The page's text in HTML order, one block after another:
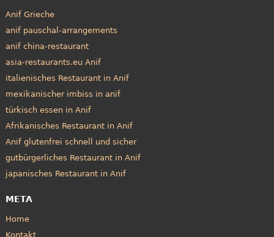
Anif Grieche
anif pauschal-arrangements
anif china-restaurant
asia-restaurants.eu Anif
italienisches Restaurant in Anif
mexikanischer imbiss in anif
türkisch essen in Anif
Afrikanisches Restaurant in Anif
Anif glutenfrei schnell und sicher
gutbürgerliches Restaurant in Anif
japanisches Restaurant in Anif
META
Home
Kontakt